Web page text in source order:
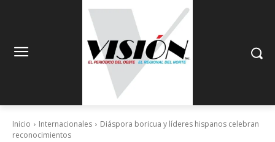
Inicio Internacionales
Diáspora boricua y líderes hispanos celebran
reconocimientos